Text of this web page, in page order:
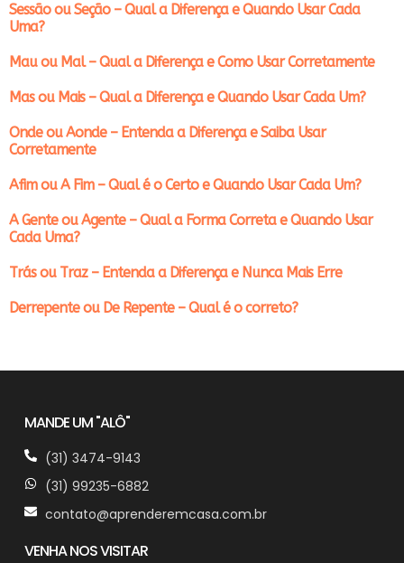
Sessão ou Seção – Qual a Diferença e Quando Usar Cada
Uma?
Mau ou Mal – Qual a Diferença e Como Usar Corretamente
Mas ou Mais – Qual a Diferença e Quando Usar Cada Um?
Onde ou Aonde – Entenda a Diferença e Saiba Usar
Corretamente
Afim ou A Fim – Qual é o Certo e Quando Usar Cada Um?
A Gente ou Agente – Qual a Forma Correta e Quando Usar
Cada Uma?
Trás ou Traz – Entenda a Diferença e Nunca Mais Erre
Derrepente ou De Repente – Qual é o correto?
MANDE UM "ALÔ"
(31) 3474-9143
(31) 99235-6882
contato@aprenderemcasa.com.br
VENHA NOS VISITAR